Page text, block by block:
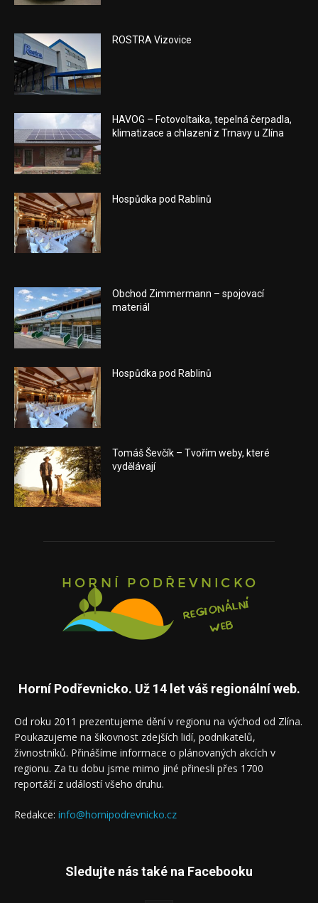
ROSTRA Vizovice
HAVOG – Fotovoltaika, tepelná čerpadla,
klimatizace a chlazení z Trnavy u Zlína
Hospůdka pod Rablinů
Obchod Zimmermann – spojovací
materiál
Hospůdka pod Rablinů
Tomáš Ševčík – Tvořím weby, které
vydělávají
Horní Podřevnicko. Už 14 let váš regionální web.
Od roku 2011 prezentujeme dění v regionu na východ od Zlína.
Poukazujeme na šikovnost zdejších lidí, podnikatelů,
živnostníků. Přinášíme informace o plánovaných akcích v
regionu. Za tu dobu jsme mimo jiné přinesli přes 1700
reportáží z událostí všeho druhu.
Redakce: info@hornipodrevnicko.cz
Sledujte nás také na Facebooku